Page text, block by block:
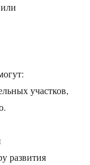
участков,
развития